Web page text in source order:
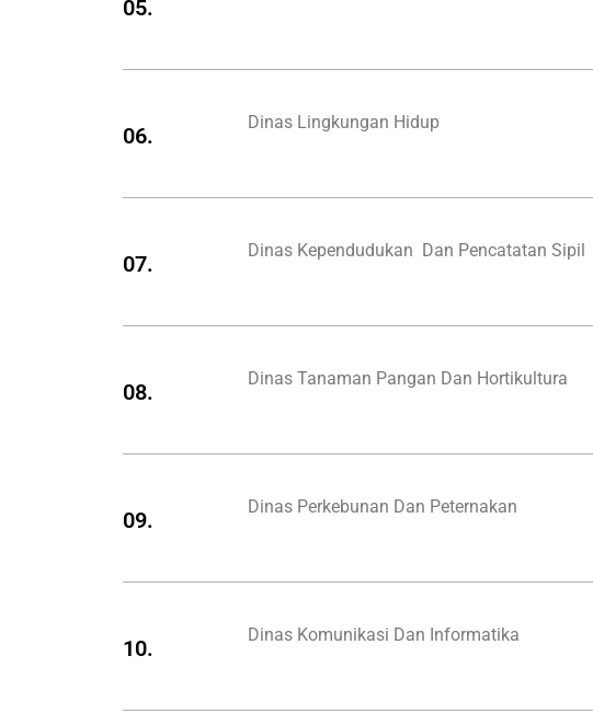
05.
06.
Dinas Lingkungan Hidup
07.
Dinas Kependudukan Dan Pencatatan Sipil
08.
Dinas Tanaman Pangan Dan Hortikultura
09.
Dinas Perkebunan Dan Peternakan
10.
Dinas Komunikasi Dan Informatika